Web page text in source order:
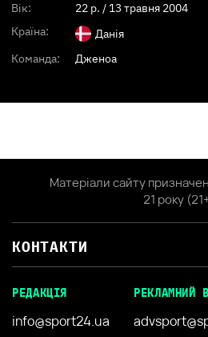
Вік: 22 p. / 13 травня 2004
Країна:
Данія
Команда:
Дженоа
Матеріали сайту
21 року
КОНТАКТИ
РЕДАКЦІЯ
info@sport24.ua
РЕКЛАМНИЙ